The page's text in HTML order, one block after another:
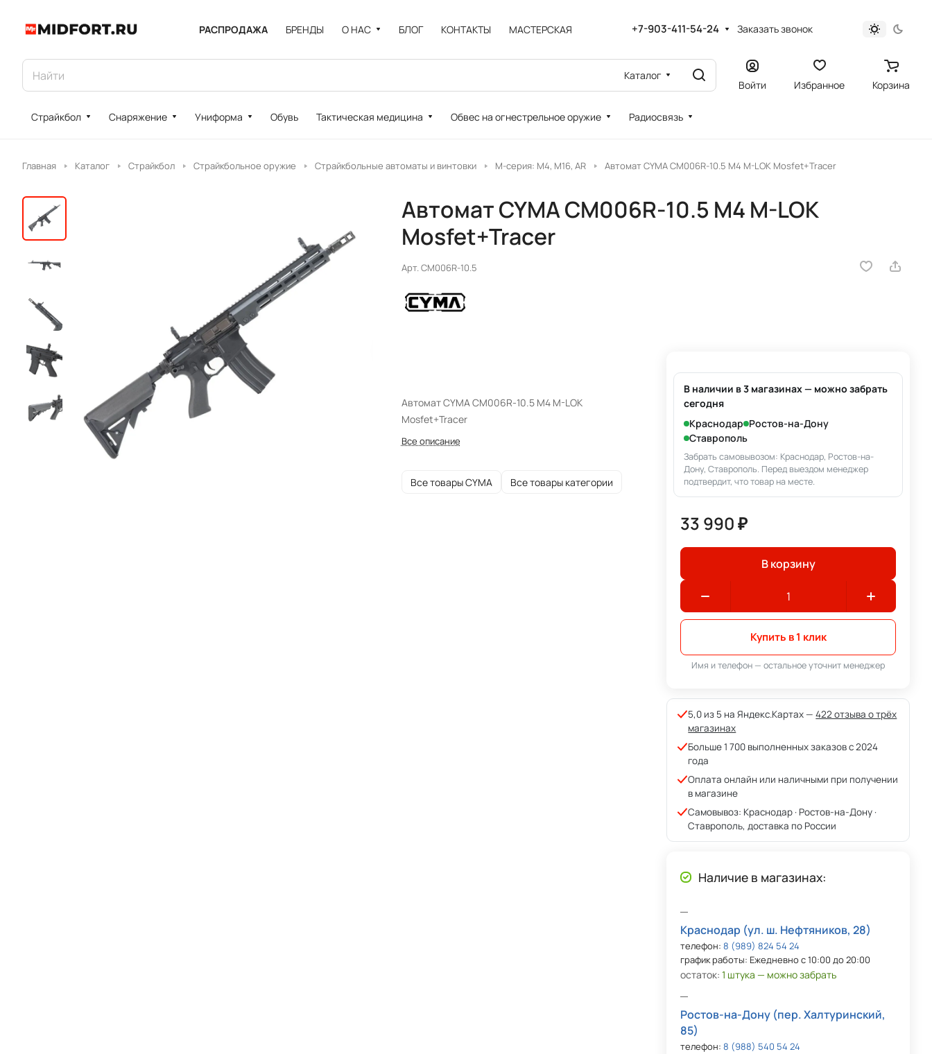
РАСПРОДАЖА БРЕНДЫ О НАС БЛОГ КОНТАКТЫ МАСТЕРСКАЯ +7-903-411-54-24 Заказать звонок
Каталог
Войти Избранное Корзина
Страйкбол Снаряжение Униформа Обувь Тактическая медицина Обвес на огнестрельное оружие Радиосвязь
Главная Каталог Страйкбол Страйкбольное оружие Страйкбольные автоматы и винтовки M-серия: M4, M16, AR Автомат CYMA CM006R-10.5 M4 M-LOK Mosfet+Tracer
Автомат CYMA CM006R-10.5 M4 M-LOK
Mosfet+Tracer
Арт.CM006R-10.5
Автомат CYMA CM006R-10.5 M4 M-LOK
Mosfet+Tracer
Все описание
Все товары CYMA Все товары категории
В наличии в 3 магазинах — можно забрать
сегодня
Краснодар Ростов-на-Дону
Ставрополь
Забрать самовывозом: Краснодар, Ростов-на-
Дону, Ставрополь. Перед выездом менеджер
подтвердит, что товар на месте.
33 990 ₽
В корзину
Купить в 1 клик
Имя и телефон — остальное уточнит менеджер
5,0 из 5 на Яндекс.Картах —422 отзыва о трёх
магазинах
Больше 1 700 выполненных заказов с 2024
года
Оплата онлайн или наличными при получении
в магазине
Самовывоз: Краснодар · Ростов-на-Дону ·
Ставрополь, доставка по России
Наличие в магазинах:
Краснодар (ул. ш. Нефтяников, 28)
телефон:8 (989) 824 54 24
график работы: Ежедневно с 10:00 до 20:00
остаток:1 штука — можно забрать
Ростов-на-Дону (пер. Халтуринский,
85)
телефон:8 (988) 540 54 24